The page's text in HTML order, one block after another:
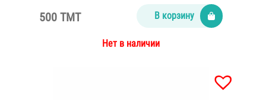
500 TMT В корзину
Нет в наличии